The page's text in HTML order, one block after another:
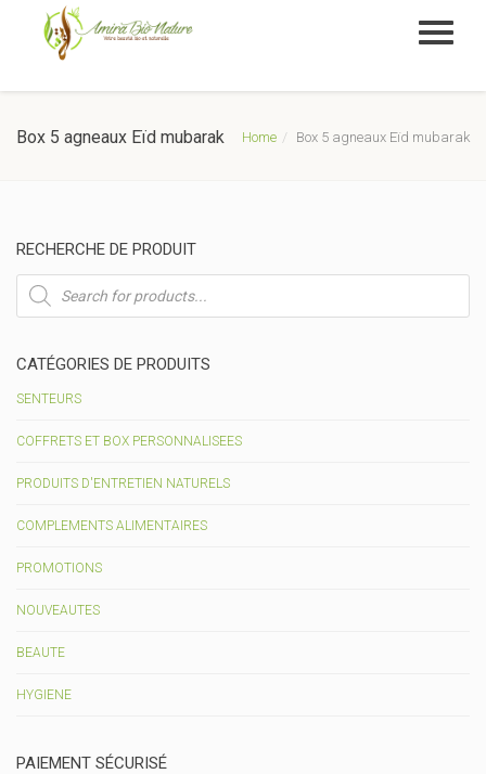
Box 5 agneaux Eïd mubarak Home Box 5 agneaux Eïd mubarak
RECHERCHE DE PRODUIT
Recherche
de
produits
CATÉGORIES DE PRODUITS
SENTEURS
COFFRETS ET BOX PERSONNALISEES
PRODUITS D'ENTRETIEN NATURELS
COMPLEMENTS ALIMENTAIRES
PROMOTIONS
NOUVEAUTES
BEAUTE
HYGIENE
PAIEMENT SÉCURISÉ